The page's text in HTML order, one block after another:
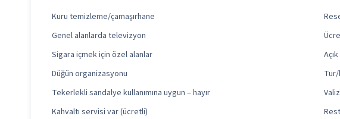
Kuru temizleme/çamaşırhane
Genel alanlarda televizyon
Sigara içmek için özel alanlar
Düğün organizasyonu
Tekerlekli sandalye kullanımına uygun – hayır
Kahvaltı servisi var (ücretli)